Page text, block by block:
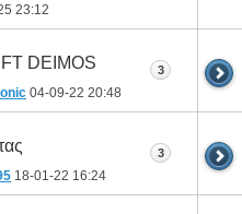
23:12
DEIMOS
04-09-22 20:48
3
18-01-22 16:24
3